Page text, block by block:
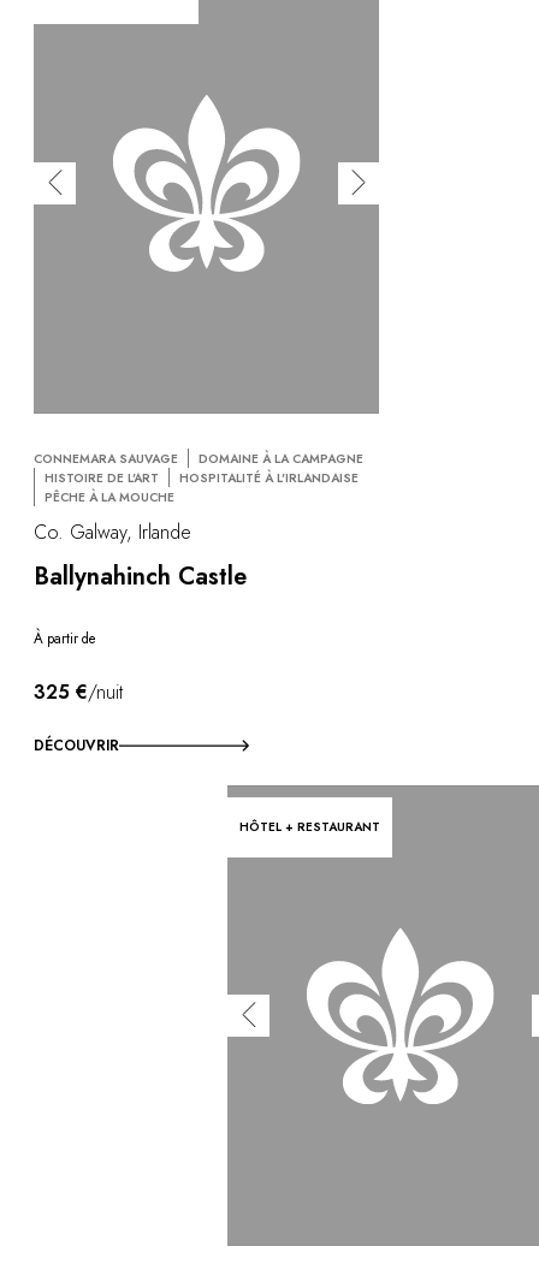
CONNEMARA SAUVAGE
DOMAINE À LA CAMPAGNE
HISTOIRE DE L'ART
HOSPITALITÉ À L'IRLANDAISE
PÊCHE À LA MOUCHE
Co. Galway, Irlande
Ballynahinch Castle
À partir de
325 €/nuit
DÉCOUVRIR
HÔTEL + RESTAURANT